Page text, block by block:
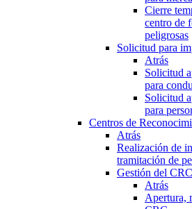
Cierre
centro de
peligrosas
Solicitud para
Atrás
Solicitud
para
Solicitud
para
Centros de
Atrás
Realización de
tramitación de
Gestión del
Atrás
Apertura,